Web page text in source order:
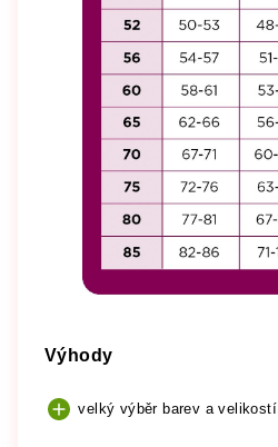
Výhody
velký výběr barev a velikostí